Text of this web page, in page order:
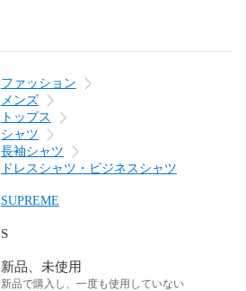
ファッション
メンズ
トップス
シャツ
長袖シャツ
ドレスシャツ・ビジネスシャツ
SUPREME
S
新品、未使用
新品で購入し、一度も使用していない